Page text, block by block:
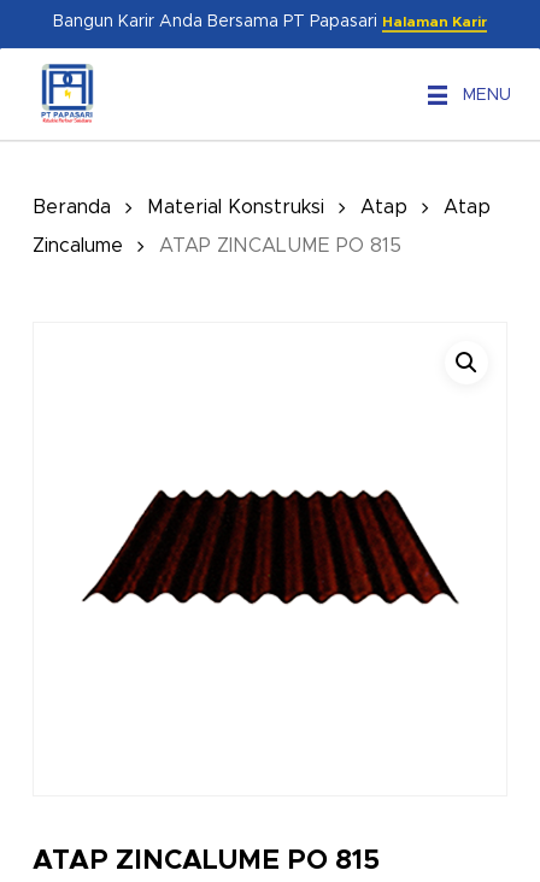
content
Bangun Karir Anda Bersama PT Papasari Halaman Karir
MENU
Beranda Material Konstruksi Atap
Atap
Zincalume
ATAP ZINCALUME PO 815
ATAP ZINCALUME PO 815
Menu